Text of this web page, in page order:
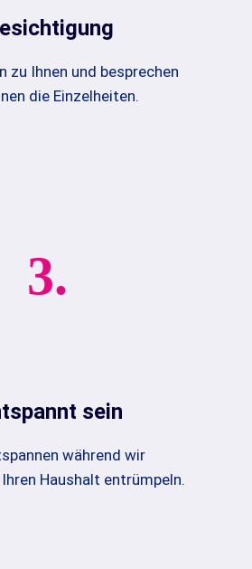
zu Ihnen und besprechen
die Einzelheiten.
3.
sein
während wir
Haushalt entrümpeln.